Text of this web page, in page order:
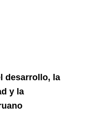
desarrollo, la
y la